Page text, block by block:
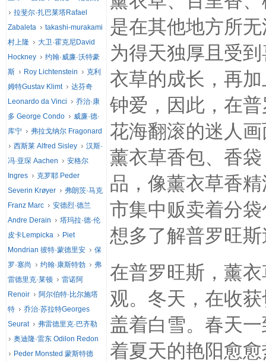
是在其他地方所
为得天独厚且受
衣草的成长，再
钟爱，因此，在
花海翻滚的迷人
薰衣草香包、香
品，像薰衣草香
市集中贩卖着分
想多了解普罗旺
在普罗旺斯，薰
观。冬天，在收
盖着白雪。春天
着夏天的艳阳愈
拉斐尔·扎巴莱塔Rafael
Zabaleta
takashi-murakami
村上隆
大卫·霍克尼David
Hockney
约翰·威廉·沃特豪
斯
Roy Lichtenstein
克利
姆特Gustav Klimt
达芬奇
Leonardo da Vinci
乔治·康
多 George Condo
威廉·德·
库宁
弗拉戈纳尔 Fragonard
西斯莱 Alfred Sisley
汉斯·
冯·亚琛 Aachen
安格尔
Ingres
克罗耶 Peder
Severin Krøyer
弗朗茨·马克
Franz Marc
安德烈·德兰
Andre Derain
塔玛拉·德·伦
皮卡Lempicka
Piet
Mondrian 彼特·蒙德里安
保
罗·塞尚
约翰·康斯特勃
弗
雷德里克·莱顿
雷诺阿
Renoir
阿尔伯特·比尔施塔
特
乔治·苏拉特Georges
Seurat
弗雷德里克·巴齐勒
奥迪隆·雷东 Odilon Redon
Peder Monsted 蒙斯特德